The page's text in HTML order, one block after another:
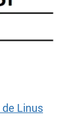
de Linus